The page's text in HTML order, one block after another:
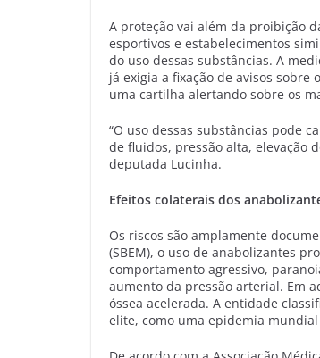
A proteção vai além da proibição
esportivos e estabelecimentos
do uso dessas substâncias. A
já exigia a fixação de avisos
uma cartilha alertando sobre os
“O uso dessas substâncias pode
de fluidos, pressão alta, elevação
deputada Lucinha.
Efeitos colaterais dos
Os riscos são amplamente
(SBEM), o uso de anabolizantes
comportamento agressivo,
aumento da pressão arterial. Em
óssea acelerada. A entidade
elite, como uma epidemia